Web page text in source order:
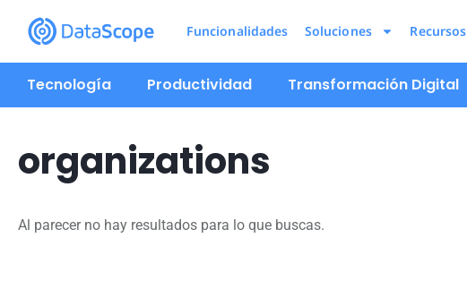
Funcionalidades Soluciones Recursos
Tecnología Productividad Transformación Digital
organizations
Al parecer no hay resultados para lo que buscas.